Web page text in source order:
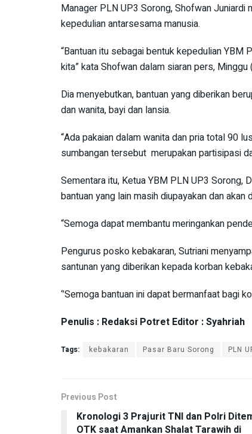
Manager PLN UP3 Sorong, Shofwan
kepedulian antarsesama manusia.
“Bantuan itu sebagai bentuk kepedulian YBM
kita” kata Shofwan dalam siaran pers,
Dia menyebutkan, bantuan yang diberikan
dan wanita, bayi dan lansia.
“Ada pakaian dalam wanita dan pria total 90
sumbangan tersebut merupakan partisipasi
Sementara itu, Ketua YBM PLN UP3 Sorong,
bantuan yang lain masih diupayakan dan akan
“Semoga dapat membantu meringankan
Pengurus posko kebakaran, Sutriani
santunan yang diberikan kepada korban
‘’Semoga bantuan ini dapat bermanfaat bagi
Penulis : Redaksi Potret Editor : Syahriah
Tags: kebakaran Pasar Baru Sorong PLN
Previous Post
Kronologi 3 Prajurit TNI dan Polri
OTK saat Amankan Shalat Tarawih di